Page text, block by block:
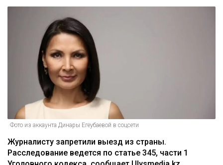
Фото из аккаунта Динары Егеубаевой в соцсети
Журналисту запретили выезд из страны.
Расследование ведется по статье 345, части 1